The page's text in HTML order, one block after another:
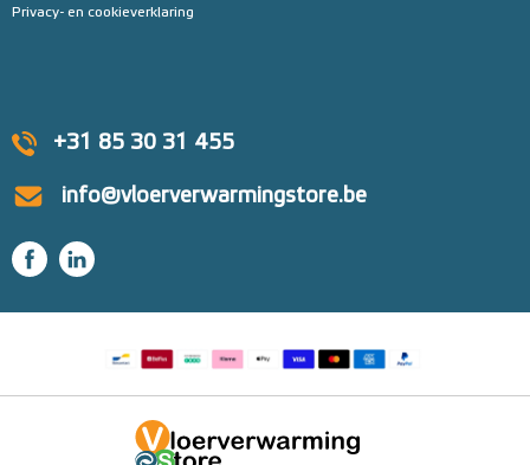
+31 85 30 31 455
info@vloerverwarmingstore.be
Privacy- en cookieverklaring